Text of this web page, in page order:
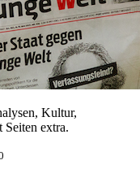
Kultur,
Seiten extra.